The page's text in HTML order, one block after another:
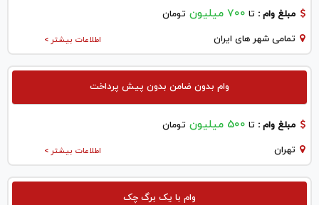
مبلغ وام : تا 700 میلیون تومان
اطلاعات بیشتر > تمامی شهر های ایران
وام بدون ضامن بدون پیش پرداخت
مبلغ وام : تا 500 میلیون تومان
اطلاعات بیشتر > تهران
وام با یک برگ چک